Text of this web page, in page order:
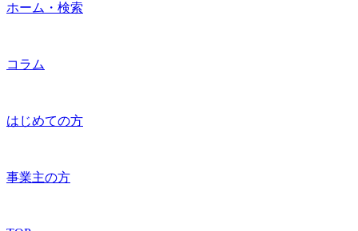
ホーム・検索
コラム
はじめての方
事業主の方